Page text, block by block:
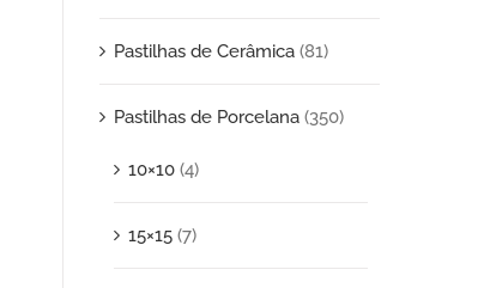
Pastilhas de Cerâmica (81)
Pastilhas de Porcelana (350)
10×10 (4)
15×15 (7)